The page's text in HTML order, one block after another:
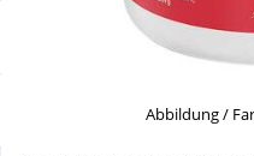
Täglich gut versorgt
Mutter & Kind
Nahrungsergänzung
Abbildung /